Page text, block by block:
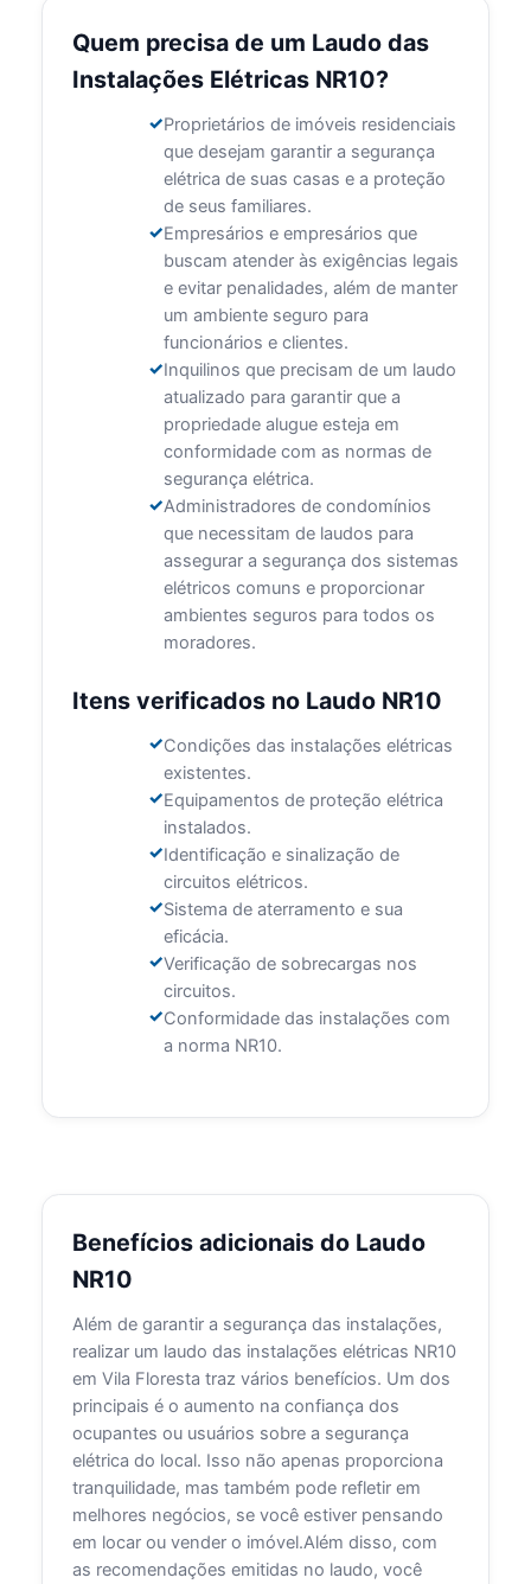
Quem precisa de um Laudo das
Instalações Elétricas NR10?
Proprietários de imóveis residenciais
que desejam garantir a segurança
elétrica de suas casas e a proteção
de seus familiares.
Empresários e empresários que
buscam atender às exigências legais
e evitar penalidades, além de manter
um ambiente seguro para
funcionários e clientes.
Inquilinos que precisam de um laudo
atualizado para garantir que a
propriedade alugue esteja em
conformidade com as normas de
segurança elétrica.
Administradores de condomínios
que necessitam de laudos para
assegurar a segurança dos sistemas
elétricos comuns e proporcionar
ambientes seguros para todos os
moradores.
Itens verificados no Laudo NR10
Condições das instalações elétricas
existentes.
Equipamentos de proteção elétrica
instalados.
Identificação e sinalização de
circuitos elétricos.
Sistema de aterramento e sua
eficácia.
Verificação de sobrecargas nos
circuitos.
Conformidade das instalações com
a norma NR10.
Benefícios adicionais do Laudo
NR10
Além de garantir a segurança das instalações,
realizar um laudo das instalações elétricas NR10
em Vila Floresta traz vários benefícios. Um dos
principais é o aumento na confiança dos
ocupantes ou usuários sobre a segurança
elétrica do local. Isso não apenas proporciona
tranquilidade, mas também pode refletir em
melhores negócios, se você estiver pensando
em locar ou vender o imóvel.Além disso, com
as recomendações emitidas no laudo, você